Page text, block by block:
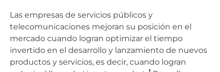
Las empresas de servicios públicos y
telecomunicaciones mejoran su posición en el
mercado cuando logran optimizar el tiempo
invertido en el desarrollo y lanzamiento de nuevos
productos y servicios, es decir, cuando logran